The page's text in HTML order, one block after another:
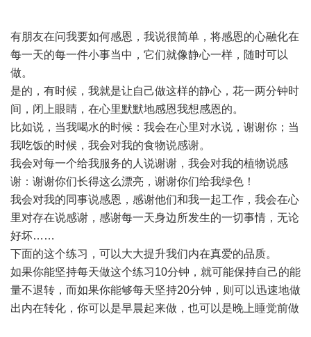
有朋友在问我要如何感恩，我说很简单，将感恩的心融化在
每一天的每一件小事当中，它们就像静心一样，随时可以
做。
是的，有时候，我就是让自己做这样的静心，花一两分钟时
间，闭上眼睛，在心里默默地感恩我想感恩的。
比如说，当我喝水的时候：我会在心里对水说，谢谢你；当
我吃饭的时候，我会对我的食物说感谢。
我会对每一个给我服务的人说谢谢，我会对我的植物说感
谢：谢谢你们长得这么漂亮，谢谢你们给我绿色！
我会对我的同事说感恩，感谢他们和我一起工作，我会在心
里对存在说感谢，感谢每一天身边所发生的一切事情，无论
好坏……
下面的这个练习，可以大大提升我们内在真爱的品质。
如果你能坚持每天做这个练习10分钟，就可能保持自己的能
量不退转，而如果你能够每天坚持20分钟，则可以迅速地做
出内在转化，你可以是早晨起来做，也可以是晚上睡觉前做